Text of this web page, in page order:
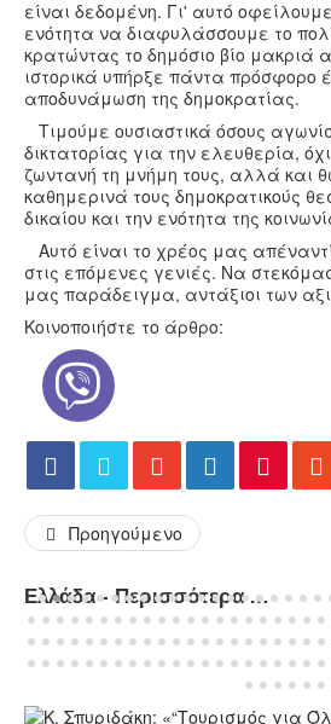
είναι δεδομένη. Γι' αυτό
ενότητα να διαφυλάσσουμε το
κρατώντας το δημόσιο βίο μακριά
ιστορικά υπήρξε πάντα πρόσφορο
αποδυνάμωση της δημοκρατίας.
Τιμούμε ουσιαστικά όσους
δικτατορίας για την ελευθερία,
ζωντανή τη μνήμη τους, αλλά και
καθημερινά τους δημοκρατικούς
δικαίου και την ενότητα της
Αυτό είναι το χρέος μας
στις επόμενες γενιές. Να
μας παράδειγμα, αντάξιοι των
Κοινοποιήστε το άρθρο:
Προηγούμενο
Ελλάδα - Περισσότερα Άρθρα...